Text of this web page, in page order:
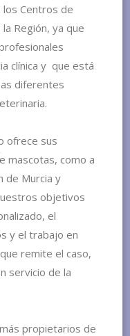
Centros de
Región, ya que
clínica y que está
diferentes
ofrece sus
mascotas, como a
de Murcia y
objetivos
el
y el trabajo en
remite el caso,
servicio de la
propietarios de